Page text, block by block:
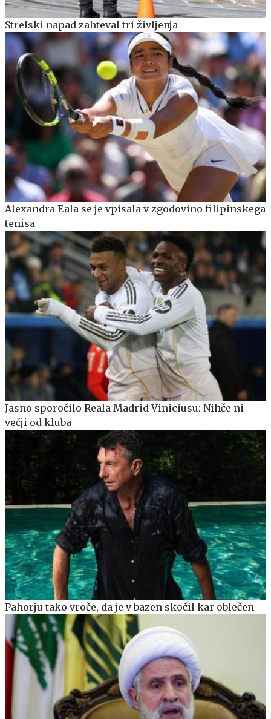
Strelski napad zahteval tri življenja
Alexandra Eala se je vpisala v zgodovino filipinskega
tenisa
Jasno sporočilo Reala Madrid Viniciusu: Nihče ni
večji od kluba
Pahorju tako vroče, da je v bazen skočil kar oblečen